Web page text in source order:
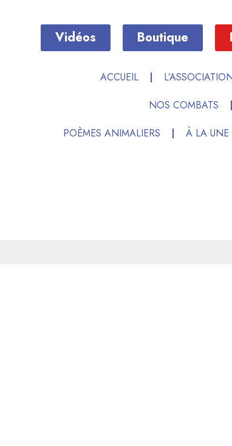
Vidéos Boutique
ACCUEIL
NOS COMBATS
POÈMES ANIMALIERS
À LA UNE